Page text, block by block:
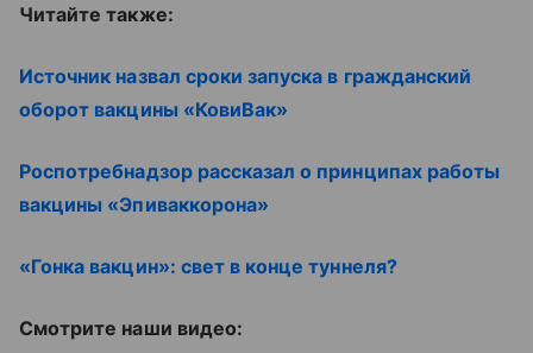
Читайте также:
Источник назвал сроки запуска в гражданский
оборот вакцины «КовиВак»
Роспотребнадзор рассказал о принципах работы
вакцины «Эпиваккорона»
«Гонка вакцин»: свет в конце туннеля?
Смотрите наши видео: